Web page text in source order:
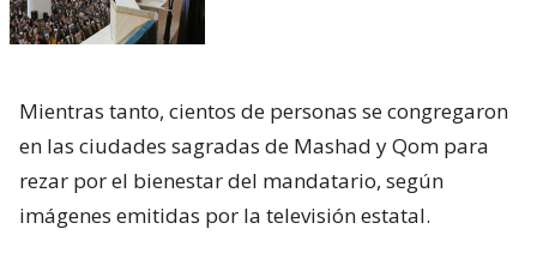
Mientras tanto, cientos de personas se congregaron
en las ciudades sagradas de Mashad y Qom para
rezar por el bienestar del mandatario, según
imágenes emitidas por la televisión estatal.